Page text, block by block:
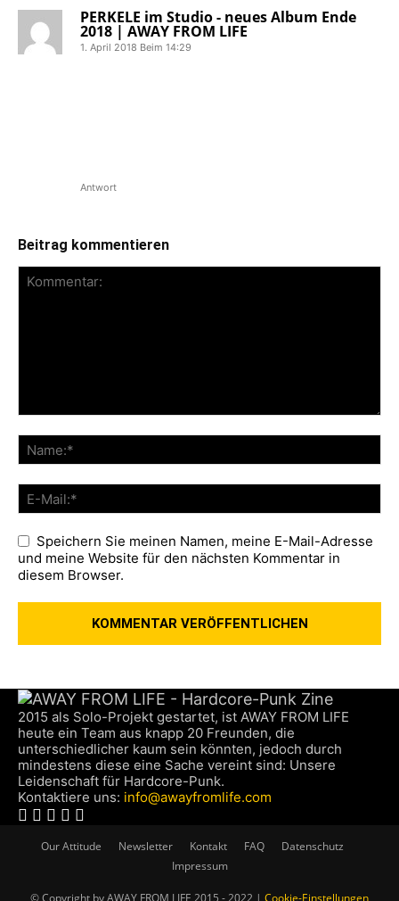
PERKELE im Studio - neues Album Ende
2018 | AWAY FROM LIFE
1. April 2018 Beim 14:29
Antwort
Beitrag kommentieren
Speichern Sie meinen Namen, meine E-Mail-Adresse
und meine Website für den nächsten Kommentar in
diesem Browser.
2015 als Solo-Projekt gestartet, ist AWAY FROM LIFE
heute ein Team aus knapp 20 Freunden, die
unterschiedlicher kaum sein könnten, jedoch durch
mindestens diese eine Sache vereint sind: Unsere
Leidenschaft für Hardcore-Punk.
Kontaktiere uns: info@awayfromlife.com
Our Attitude Newsletter Kontakt FAQ
Datenschutz
Impressum
© Copyright by AWAY FROM LIFE 2015 - 2022 | Cookie-Einstellungen